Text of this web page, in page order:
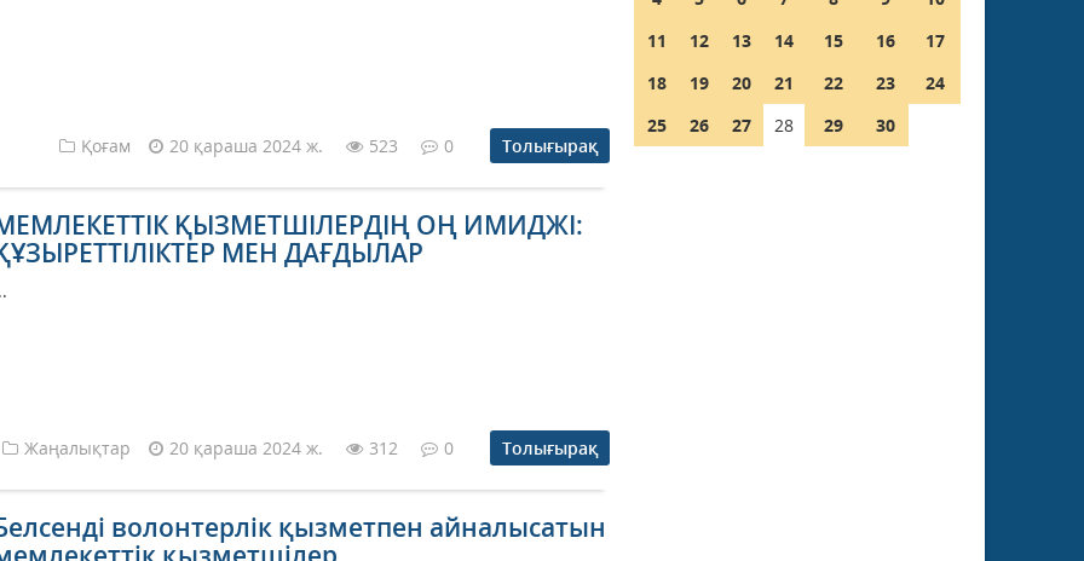
Қоғам 20 қараша 2024 ж. 523 0 Толығырақ
ҚЫЗМЕТШІЛЕРДІҢ ОҢ ИМИДЖІ:
МЕН ДАҒДЫЛАР
Жаңалықтар 20 қараша 2024 ж. 312 0 Толығырақ
волонтерлік қызметпен айналысатын
11
12 13 14 15 16
17
18
19 20 21 22 23
24
25
26 27 28 29 30